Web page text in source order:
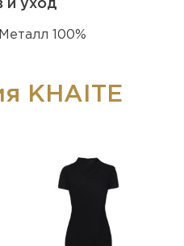
и уход
100%
KHAITE